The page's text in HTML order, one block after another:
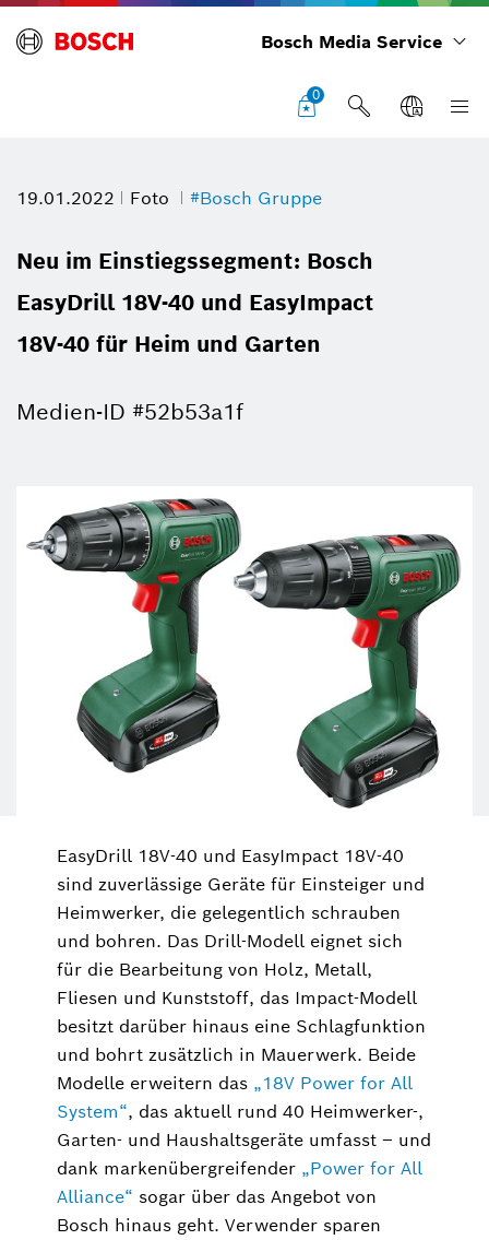
Bosch Media Service
0
19.01.2022 Foto #Bosch Gruppe
Neu im Einstiegssegment: Bosch
EasyDrill 18V-40 und EasyImpact
18V-40 für Heim und Garten
Medien-ID #52b53a1f
EasyDrill 18V-40 und EasyImpact 18V-40
sind zuverlässige Geräte für Einsteiger und
Heimwerker, die gelegentlich schrauben
und bohren. Das Drill-Modell eignet sich
für die Bearbeitung von Holz, Metall,
Fliesen und Kunststoff, das Impact-Modell
besitzt darüber hinaus eine Schlagfunktion
und bohrt zusätzlich in Mauerwerk. Beide
Modelle erweitern das „18V Power for All
System“, das aktuell rund 40 Heimwerker-,
Garten- und Haushaltsgeräte umfasst – und
dank markenübergreifender „Power for All
Alliance“ sogar über das Angebot von
Bosch hinaus geht. Verwender sparen